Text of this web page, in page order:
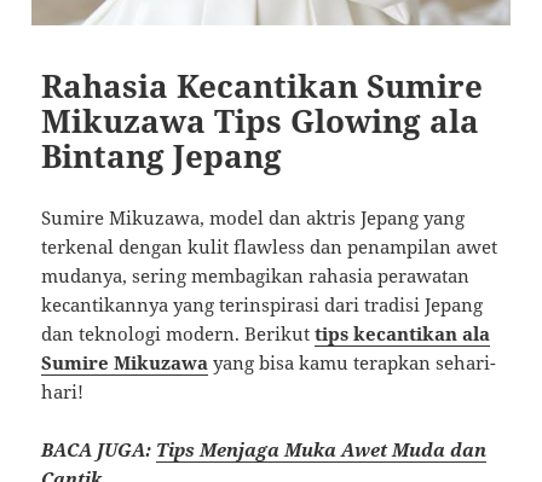
Rahasia Kecantikan Sumire
Mikuzawa Tips Glowing ala
Bintang Jepang
Sumire Mikuzawa, model dan aktris Jepang yang
terkenal dengan kulit flawless dan penampilan awet
mudanya, sering membagikan rahasia perawatan
kecantikannya yang terinspirasi dari tradisi Jepang
dan teknologi modern. Berikuttips kecantikan ala
Sumire Mikuzawa yang bisa kamu terapkan sehari-
hari!
BACA JUGA: Tips Menjaga Muka Awet Muda dan